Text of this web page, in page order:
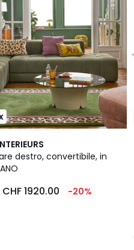
destro, convertibile, in
CHF 1920.00 -20%